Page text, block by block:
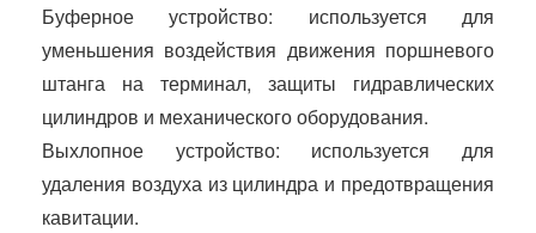
Буферное устройство: используется для
уменьшения воздействия движения поршневого
штанга на терминал, защиты гидравлических
цилиндров и механического оборудования.
Выхлопное устройство: используется для
удаления воздуха из цилиндра и предотвращения
кавитации.